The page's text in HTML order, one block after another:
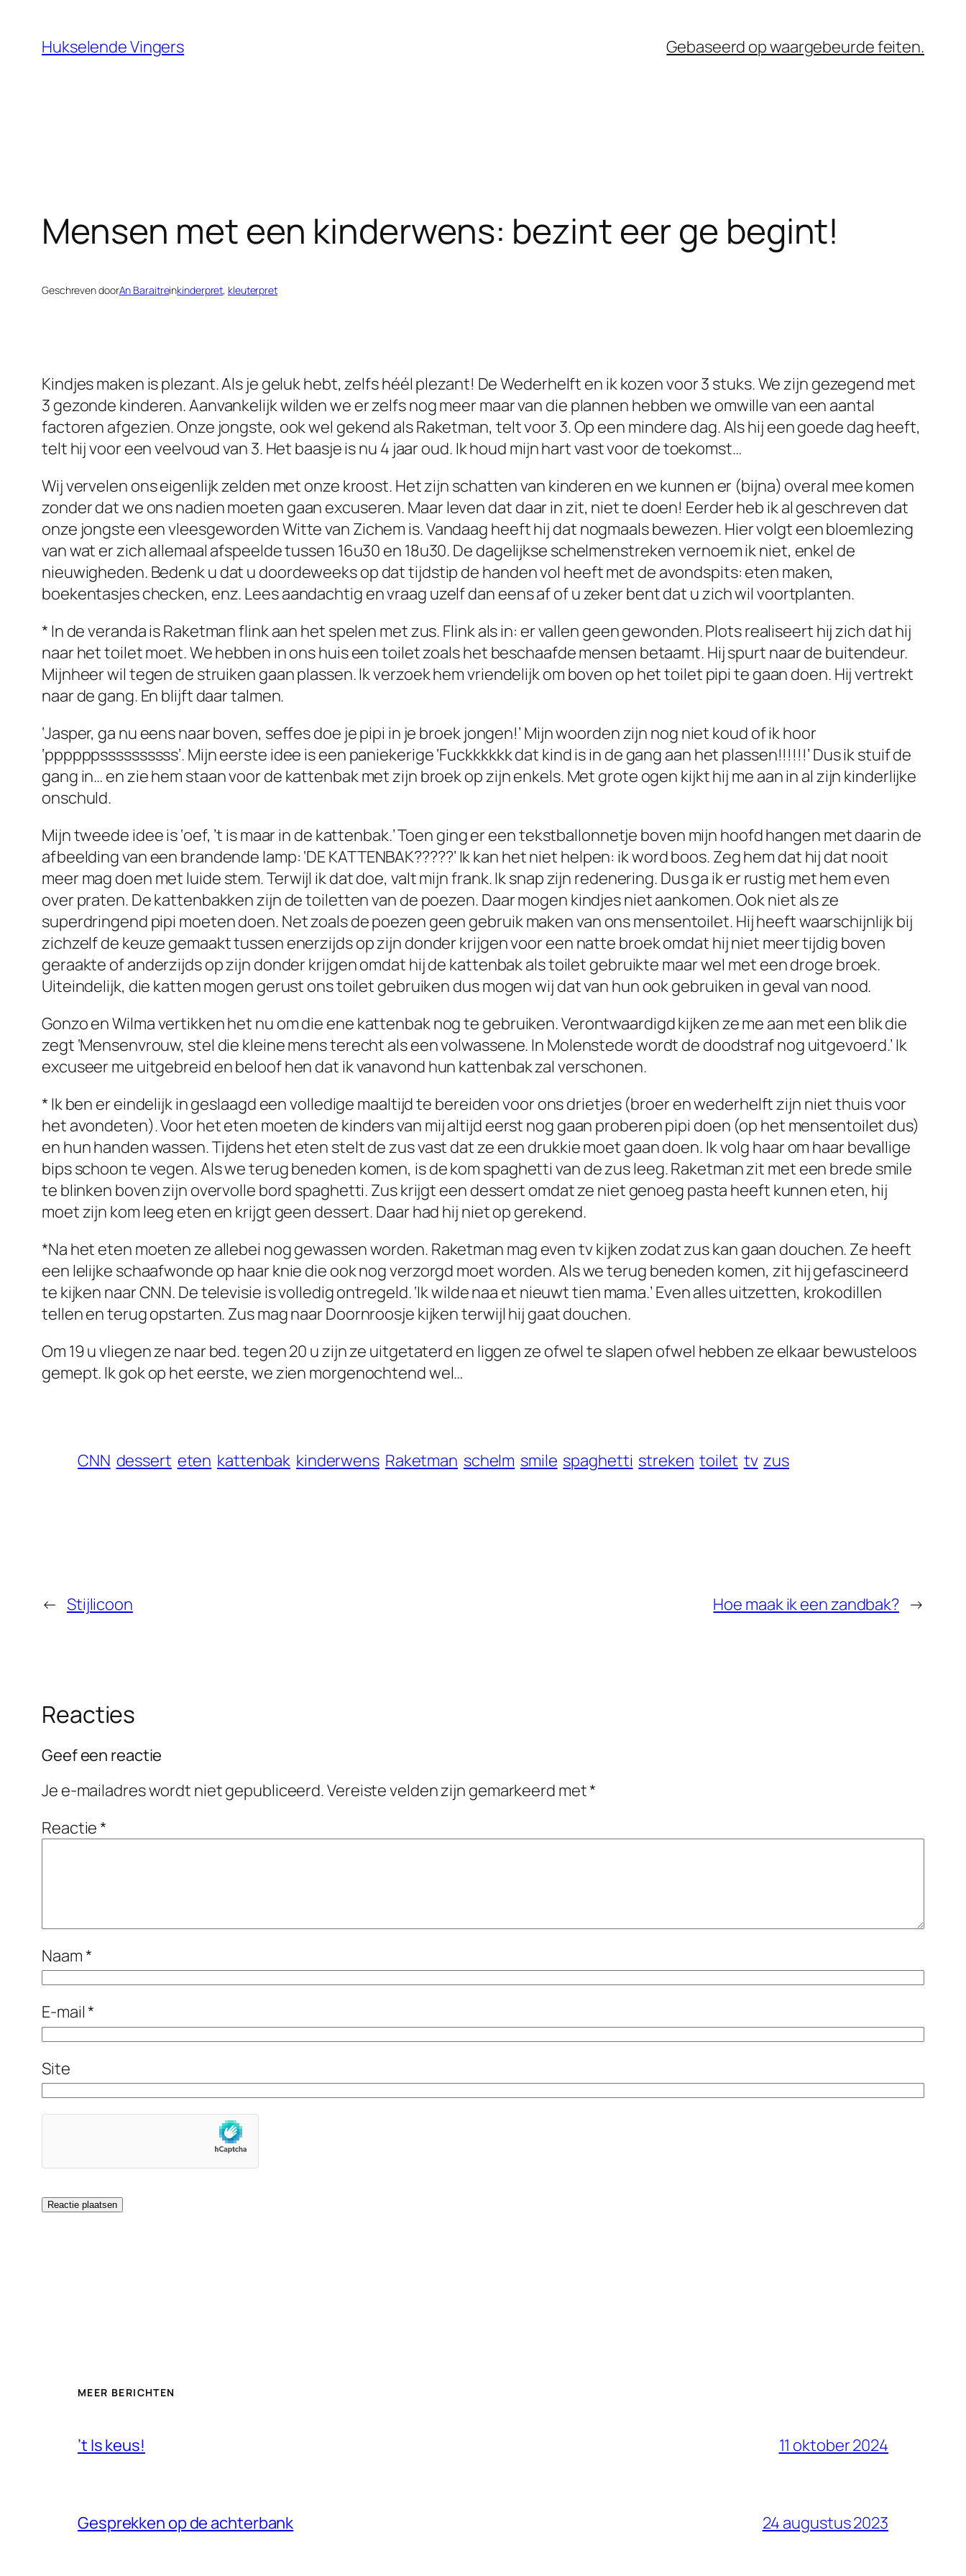
Hukselende Vingers Gebaseerd op waargebeurde feiten.
Mensen met een kinderwens: bezint eer ge begint!
Geschreven doorAn Baraitreinkinderpret, kleuterpret
Kindjes maken is plezant. Als je geluk hebt, zelfs héél plezant! De Wederhelft en ik kozen voor 3 stuks. We zijn gezegend met
3 gezonde kinderen. Aanvankelijk wilden we er zelfs nog meer maar van die plannen hebben we omwille van een aantal
factoren afgezien. Onze jongste, ook wel gekend als Raketman, telt voor 3. Op een mindere dag. Als hij een goede dag heeft,
telt hij voor een veelvoud van 3. Het baasje is nu 4 jaar oud. Ik houd mijn hart vast voor de toekomst…
Wij vervelen ons eigenlijk zelden met onze kroost. Het zijn schatten van kinderen en we kunnen er (bijna) overal mee komen
zonder dat we ons nadien moeten gaan excuseren. Maar leven dat daar in zit, niet te doen! Eerder heb ik al geschreven dat
onze jongste een vleesgeworden Witte van Zichem is. Vandaag heeft hij dat nogmaals bewezen. Hier volgt een bloemlezing
van wat er zich allemaal afspeelde tussen 16u30 en 18u30. De dagelijkse schelmenstreken vernoem ik niet, enkel de
nieuwigheden. Bedenk u dat u doordeweeks op dat tijdstip de handen vol heeft met de avondspits: eten maken,
boekentasjes checken, enz. Lees aandachtig en vraag uzelf dan eens af of u zeker bent dat u zich wil voortplanten.
* In de veranda is Raketman flink aan het spelen met zus. Flink als in: er vallen geen gewonden. Plots realiseert hij zich dat hij
naar het toilet moet. We hebben in ons huis een toilet zoals het beschaafde mensen betaamt. Hij spurt naar de buitendeur.
Mijnheer wil tegen de struiken gaan plassen. Ik verzoek hem vriendelijk om boven op het toilet pipi te gaan doen. Hij vertrekt
naar de gang. En blijft daar talmen.
‘Jasper, ga nu eens naar boven, seffes doe je pipi in je broek jongen!’ Mijn woorden zijn nog niet koud of ik hoor
‘ppppppssssssssss’. Mijn eerste idee is een paniekerige ‘Fuckkkkkk dat kind is in de gang aan het plassen!!!!!!’ Dus ik stuif de
gang in… en zie hem staan voor de kattenbak met zijn broek op zijn enkels. Met grote ogen kijkt hij me aan in al zijn kinderlijke
onschuld.
Mijn tweede idee is ‘oef, ’t is maar in de kattenbak.’ Toen ging er een tekstballonnetje boven mijn hoofd hangen met daarin de
afbeelding van een brandende lamp: ‘DE KATTENBAK?????’ Ik kan het niet helpen: ik word boos. Zeg hem dat hij dat nooit
meer mag doen met luide stem. Terwijl ik dat doe, valt mijn frank. Ik snap zijn redenering. Dus ga ik er rustig met hem even
over praten. De kattenbakken zijn de toiletten van de poezen. Daar mogen kindjes niet aankomen. Ook niet als ze
superdringend pipi moeten doen. Net zoals de poezen geen gebruik maken van ons mensentoilet. Hij heeft waarschijnlijk bij
zichzelf de keuze gemaakt tussen enerzijds op zijn donder krijgen voor een natte broek omdat hij niet meer tijdig boven
geraakte of anderzijds op zijn donder krijgen omdat hij de kattenbak als toilet gebruikte maar wel met een droge broek.
Uiteindelijk, die katten mogen gerust ons toilet gebruiken dus mogen wij dat van hun ook gebruiken in geval van nood.
Gonzo en Wilma vertikken het nu om die ene kattenbak nog te gebruiken. Verontwaardigd kijken ze me aan met een blik die
zegt ‘Mensenvrouw, stel die kleine mens terecht als een volwassene. In Molenstede wordt de doodstraf nog uitgevoerd.’ Ik
excuseer me uitgebreid en beloof hen dat ik vanavond hun kattenbak zal verschonen.
* Ik ben er eindelijk in geslaagd een volledige maaltijd te bereiden voor ons drietjes (broer en wederhelft zijn niet thuis voor
het avondeten). Voor het eten moeten de kinders van mij altijd eerst nog gaan proberen pipi doen (op het mensentoilet dus)
en hun handen wassen. Tijdens het eten stelt de zus vast dat ze een drukkie moet gaan doen. Ik volg haar om haar bevallige
bips schoon te vegen. Als we terug beneden komen, is de kom spaghetti van de zus leeg. Raketman zit met een brede smile
te blinken boven zijn overvolle bord spaghetti. Zus krijgt een dessert omdat ze niet genoeg pasta heeft kunnen eten, hij
moet zijn kom leeg eten en krijgt geen dessert. Daar had hij niet op gerekend.
*Na het eten moeten ze allebei nog gewassen worden. Raketman mag even tv kijken zodat zus kan gaan douchen. Ze heeft
een lelijke schaafwonde op haar knie die ook nog verzorgd moet worden. Als we terug beneden komen, zit hij gefascineerd
te kijken naar CNN. De televisie is volledig ontregeld. ‘Ik wilde naa et nieuwt tien mama.’ Even alles uitzetten, krokodillen
tellen en terug opstarten. Zus mag naar Doornroosje kijken terwijl hij gaat douchen.
Om 19 u vliegen ze naar bed. tegen 20 u zijn ze uitgetaterd en liggen ze ofwel te slapen ofwel hebben ze elkaar bewusteloos
gemept. Ik gok op het eerste, we zien morgenochtend wel…
CNN dessert eten kattenbak kinderwens Raketman schelm smile spaghetti streken toilet tv zus
← Stijlicoon Hoe maak ik een zandbak? →
Reacties
Geef een reactie
Je e-mailadres wordt niet gepubliceerd.Vereiste velden zijn gemarkeerd met*
Reactie*
Naam*
E-mail*
Site
MEER BERICHTEN
’t Is keus! 11 oktober 2024
Gesprekken op de achterbank 24 augustus 2023